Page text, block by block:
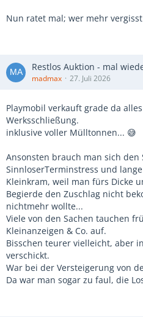
Nun ratet mal; wer mehr
Restlos Auktion - mal
madmax 27. Juli 2026
Playmobil verkauft grade da
Werksschließung.
inklusive voller Mülltonnen... 😅
Ansonsten brauch man sich den
SinnloserTerminstress und
Kleinkram, weil man fürs Dicke
Begierde den Zuschlag nicht
nichtmehr wollte...
Viele von den Sachen tauchen
Kleinanzeigen & Co. auf.
Bisschen teurer vielleicht, aber
verschickt.
War bei der Versteigerung von
Da war man sogar zu faul, die